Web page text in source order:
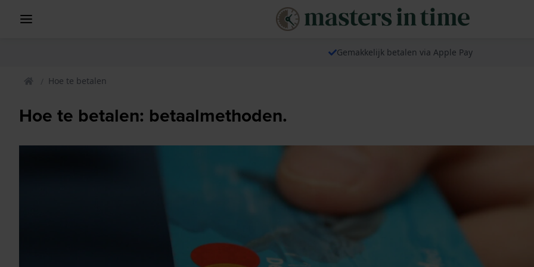
Gemakkelijk betalen via Apple Pay
Hoe te betalen
Hoe te betalen: betaalmethoden.